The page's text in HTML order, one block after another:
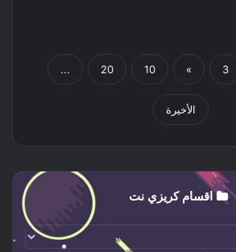
3
»
10
20
...
الأخيرة
اقسام كريزي نت